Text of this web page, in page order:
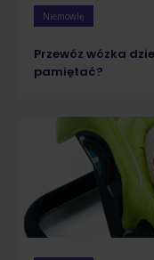
Niemowlę
Przewóz wózka
pamiętać?